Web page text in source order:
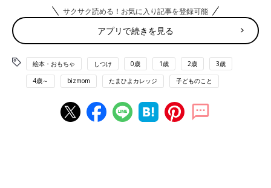
り…。小学2年生の時、母親が 8 割がた書いた作文が優秀賞に選
ばれて褒められた時の、恥ずかしさと悔しさは今でも覚えていま
す。
自己肯定感と「あかねこ」
認めているんだけど、周りの大人から「そんなんじゃダメだ」と
言われて初めて、「ああ、自分ってダメなんだな」って自分を認
サクサク読める！お気に入り記事を登録可能
アプリで続きを見る
絵本・おもちゃ しつけ 0歳 1歳 2歳 3歳
4歳～ bizmom たまひよカレッジ 子どものこと